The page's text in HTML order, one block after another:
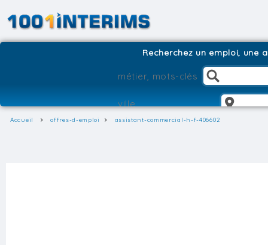
Recherchez un emploi, une
Accueil offres-d-emploi assistant-commercial-h-f-406602